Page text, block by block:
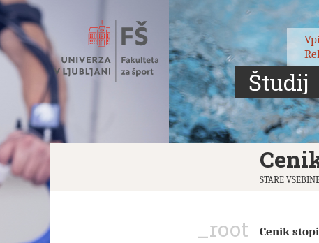
Skoči
vsebino
Študij
STARE
_root Cenik